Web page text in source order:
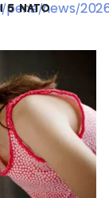
5 NATO